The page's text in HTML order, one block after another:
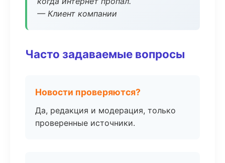
— Клиент компании
Часто задаваемые вопросы
Новости проверяются?
Да, редакция и модерация, только
проверенные источники.